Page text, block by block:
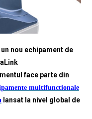
nou echipament de
face parte din
multifunctionale
lansat la nivel global de